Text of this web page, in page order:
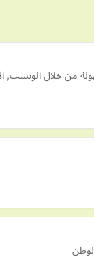
من خلال الوتسب,